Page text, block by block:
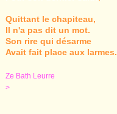
Quittant le chapiteau,
Il n'a pas dit un mot.
Son rire qui désarme
Avait fait place aux larmes.
Ze Bath Leurre
>